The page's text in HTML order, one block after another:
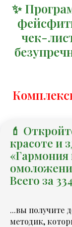
✨
чек-
💄
красоте и
Всего за
...вы получите
методик,